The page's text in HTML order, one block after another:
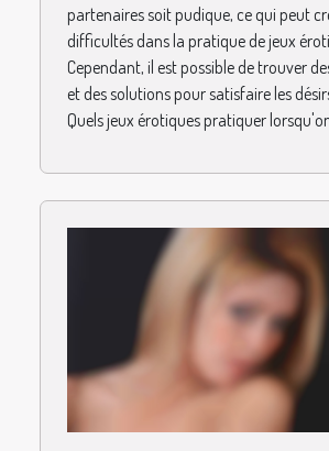
partenaires soit pudique, ce qui peut
difficultés dans la pratique de jeux
Cependant, il est possible de trouver
et des solutions pour satisfaire les
Quels jeux érotiques pratiquer lorsqu'on